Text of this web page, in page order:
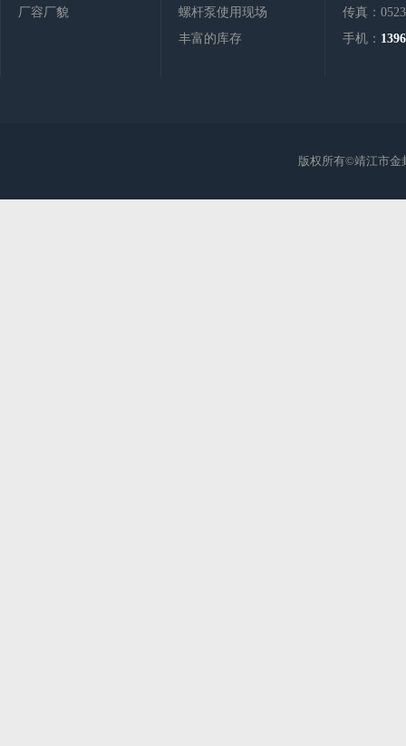
厂容厂貌
螺杆泵使用现场
丰富的库存
传真：
手机：
版权所有©靖江市